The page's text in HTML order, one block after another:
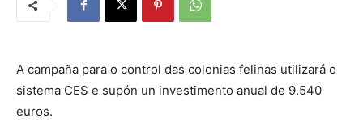
A campaña para o control das colonias felinas utilizará o
sistema CES e supón un investimento anual de 9.540
euros.